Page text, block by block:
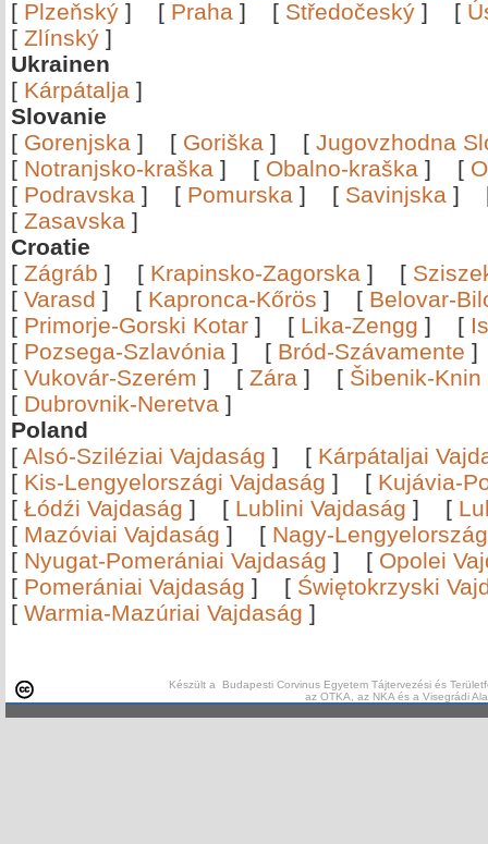
[ Plzeňský ] [ Praha ] [ Středočeský ] [
[ Zlínský ]
Ukrainen
[ Kárpátalja ]
Slovanie
[ Gorenjska ] [ Goriška ] [ Jugovzhodna
[ Notranjsko-kraška ] [ Obalno-kraška ] [
[ Podravska ] [ Pomurska ] [ Savinjska ]
[ Zasavska ]
Croatie
[ Zágráb ] [ Krapinsko-Zagorska ] [
[ Varasd ] [ Kapronca-Kőrös ] [ Belovar-
[ Primorje-Gorski Kotar ] [ Lika-Zengg ] [
[ Pozsega-Szlavónia ] [ Bród-Szávamente
[ Vukovár-Szerém ] [ Zára ] [ Šibenik-Knin
[ Dubrovnik-Neretva ]
Poland
[ Alsó-Sziléziai Vajdaság ] [ Kárpátaljai
[ Kis-Lengyelországi Vajdaság ] [ Kujávia-
[ Łódźi Vajdaság ] [ Lublini Vajdaság ] [
[ Mazóviai Vajdaság ] [ Nagy-
[ Nyugat-Pomerániai Vajdaság ] [ Opolei
[ Pomerániai Vajdaság ] [ Świętokrzyski
[ Warmia-Mazúriai Vajdaság ]
Készült a Budapesti Corvinus Egyetem Tájtervezési és
az OTKA, az NKA és a Visegrádi